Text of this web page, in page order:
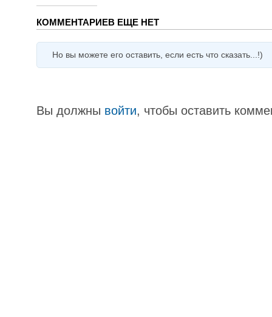
КОММЕНТАРИЕВ ЕЩЕ НЕТ
Но вы можете его оставить, если есть что сказать...!)
Вы должны войти, чтобы оставить